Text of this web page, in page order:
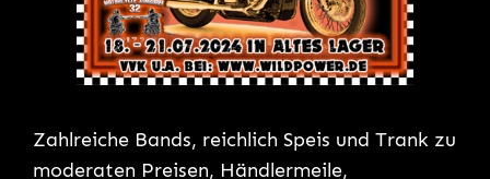
Zahlreiche Bands, reichlich Speis und Trank zu
moderaten Preisen, Händlermeile,